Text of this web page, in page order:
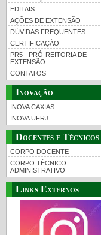
CREDITAÇÃO
EDITAIS
AÇÕES DE EXTENSÃO
DÚVIDAS FREQUENTES
CERTIFICAÇÃO
PR5 - PRÓ-REITORIA DE
EXTENSÃO
CONTATOS
Inovação
INOVA CAXIAS
INOVA UFRJ
Docentes e Técnicos
CORPO DOCENTE
CORPO TÉCNICO
ADMINISTRATIVO
Links Externos